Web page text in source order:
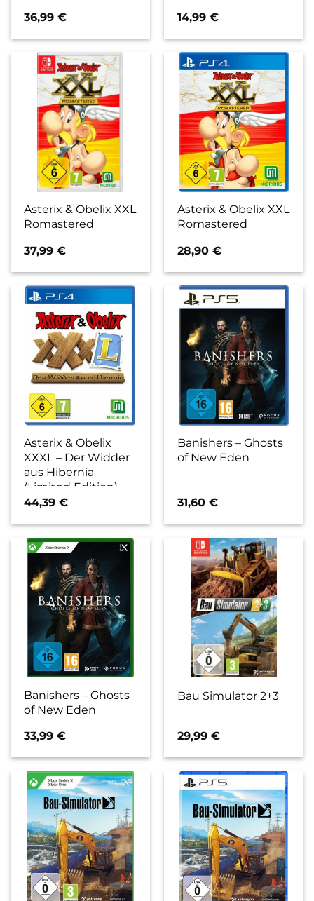
36,99€
14,99€
Asterix & Obelix XXL
Romastered
37,99€
Asterix & Obelix XXL
Romastered
28,90€
Asterix & Obelix
XXXL – Der Widder
aus Hibernia
(Limited Edition)
44,39€
Banishers – Ghosts
of New Eden
31,60€
Banishers – Ghosts
of New Eden
33,99€
Bau Simulator 2+3
29,99€